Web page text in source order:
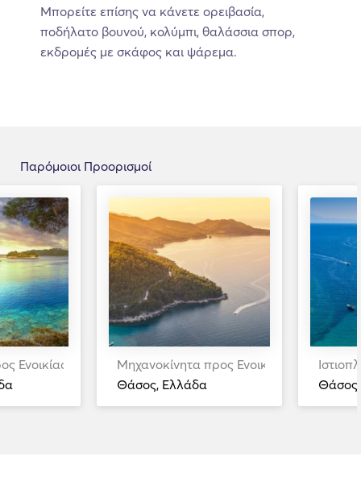
Μπορείτε επίσης να κάνετε ορειβασία,
ποδήλατο βουνού, κολύμπι, θαλάσσια σπορ,
εκδρομές με σκάφος και ψάρεμα.
Παρόμοιοι Προορισμοί
Ενοικίαση
Μηχανοκίνητα προς Ενοικίαση
Θάσος, Ελλάδα